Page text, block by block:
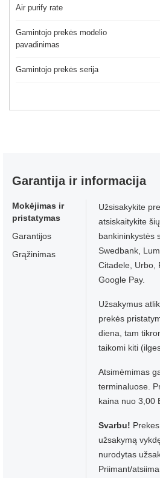
Air purify rate
Gamintojo prekės modelio
pavadinimas
Gamintojo prekės serija
Garantija ir informacija
Mokėjimas ir
pristatymas
Garantijos
Grąžinimas
Užsisakykite
atsiskaitykite
bankininkystės
Swedbank,
Citadele, Urbo,
Google Pay.
Užsakymus
prekės
diena, tam
taikomi kiti
Atsimėmimas
terminaluose.
kaina nuo 3,00
Svarbu!
užsakymą
nurodytas
Priimant/